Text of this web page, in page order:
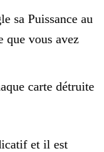
sa Puissance au
que vous avez
carte détruite
et il est